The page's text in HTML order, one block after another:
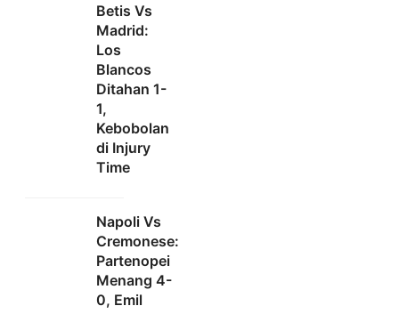
Betis Vs
Madrid:
Los
Blancos
Ditahan 1-
1,
Kebobolan
di Injury
Time
Napoli Vs
Cremonese:
Partenopei
Menang 4-
0, Emil